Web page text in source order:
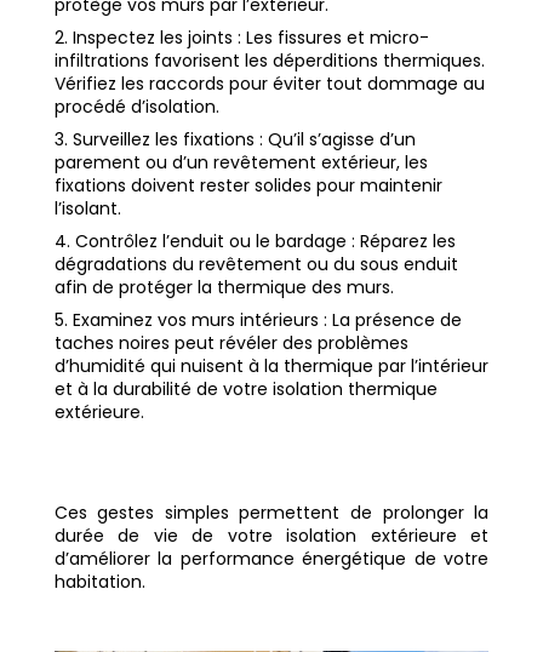
protège vos murs par l’extérieur.
Inspectez les joints : Les fissures et micro-
infiltrations favorisent les déperditions thermiques.
Vérifiez les raccords pour éviter tout dommage au
procédé d’isolation.
Surveillez les fixations : Qu’il s’agisse d’un
parement ou d’un revêtement extérieur, les
fixations doivent rester solides pour maintenir
l’isolant.
Contrôlez l’enduit ou le bardage : Réparez les
dégradations du revêtement ou du sous enduit
afin de protéger la thermique des murs.
Examinez vos murs intérieurs : La présence de
taches noires peut révéler des problèmes
d’humidité qui nuisent à la thermique par l’intérieur
et à la durabilité de votre isolation thermique
extérieure.
Ces gestes simples permettent de prolonger la
durée de vie de votre isolation extérieure et
d’améliorer la performance énergétique de votre
habitation.